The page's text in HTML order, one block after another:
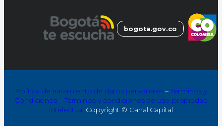
bogota.gov.co
Política de tratamiento de datos personales–Términos y
Condiciones –Términos y condiciones de uso propiedad
intelectual Copyright © Canal Capital